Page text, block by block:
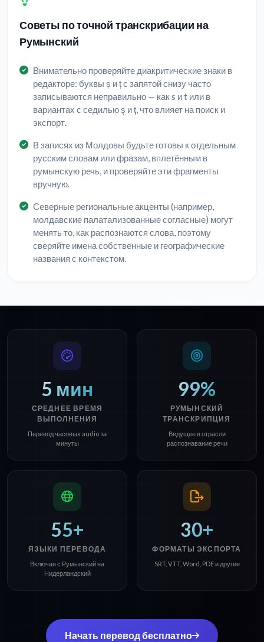
Советы по точной транскрибации на
Румынский
Внимательно проверяйте диакритические знаки в
редакторе: буквы ș и ț с запятой снизу часто
записываются неправильно — как s и t или в
вариантах с седилью ş и ţ, что влияет на поиск и
экспорт.
В записях из Молдовы будьте готовы к отдельным
русским словам или фразам, вплетённым в
румынскую речь, и проверяйте эти фрагменты
вручную.
Северные региональные акценты (например,
молдавские палатализованные согласные) могут
менять то, как распознаются слова, поэтому
сверяйте имена собственные и географические
названия с контекстом.
5 мин
СРЕДНЕЕ ВРЕМЯ
ВЫПОЛНЕНИЯ
Перевод часовых audio за
минуты
99%
РУМЫНСКИЙ
ТРАНСКРИПЦИЯ
Ведущее в отрасли
распознавание речи
55+
ЯЗЫКИ ПЕРЕВОДА
Включая с Румынский на
Нидерландский
30+
ФОРМАТЫ ЭКСПОРТА
SRT, VTT, Word, PDF и другие
Начать перевод бесплатно